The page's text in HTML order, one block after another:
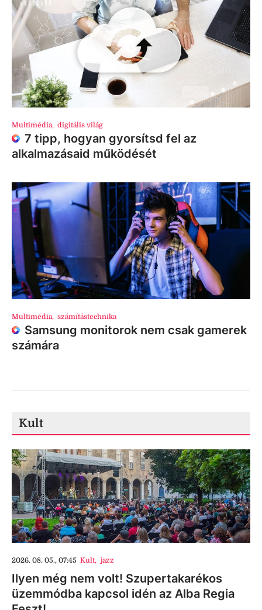
Multimédia, digitális világ
7 tipp, hogyan gyorsítsd fel az
alkalmazásaid működését
Multimédia, számítástechnika
Samsung monitorok nem csak gamerek
számára
Kult
2026. 08. 05., 07:45 Kult, jazz
Ilyen még nem volt! Szupertakarékos
üzemmódba kapcsol idén az Alba Regia